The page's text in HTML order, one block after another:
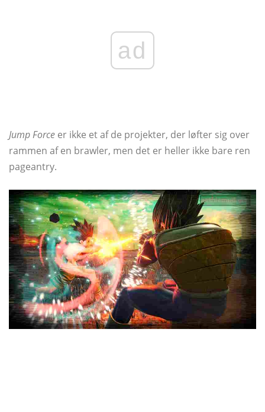
ad
Jump Force er ikke et af de projekter, der løfter sig over
rammen af ​​en brawler, men det er heller ikke bare ren
pageantry.